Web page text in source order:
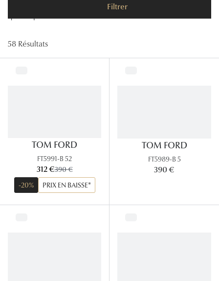
Onesight
Lunettes
Formes
Filtrer
58 Résultats
TOM FORD
FT5991-B 52
maintenant:
312 €ancien prix:
390 €
-20%
PRIX EN BAISSE*
TOM FORD
FT5989-B 5
390 €